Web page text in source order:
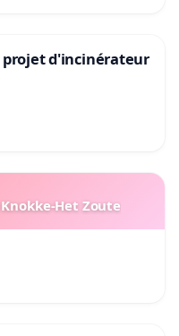
projet d'incinérateur
Het Zoute